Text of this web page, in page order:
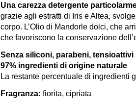
Una carezza detergente
grazie agli estratti di Iris e Altea,
corpo. L’Olio di Mandorle dolci, che
che favoriscono la conservazione
Senza siliconi, parabeni,
97% ingredienti di origine naturale
La restante percentuale di ingredienti
Fragranza: fiorita, cipriata